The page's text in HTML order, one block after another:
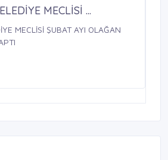
MECLİSİ ...
MECLİSİ ŞUBAT AYI OLAĞAN